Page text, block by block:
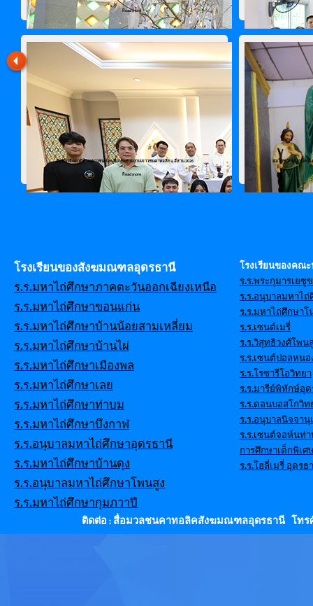
Read more
สัมมนาจิตตาภิบาลเยาวชน และ ทีมประสานงานเยาวชนคาทอลิก 4 อีสาน 2026
Read more
สมโภชนักบุญเปโตรแ
โรงเรียนของสังฆมณฑลอุดรธานี
ร.ร.มหาไถ่ศึกษาภาคตะวันออกเฉียงเหนือ
ร.ร.มหาไถ่ศึกษาขอนแก่น
ร.ร.มหาไถ่ศึกษาบ้านน้อยสามเหลี่ยม
ร.ร.มหาไถ่ศึกษาบ้านไผ่
ร.ร.มหาไถ่ศึกษาเมืองพล
ร.ร.มหาไถ่ศึกษาเลย
ร.ร.มหาไถ่ศึกษาท่าบม
ร.ร.มหาไถ่ศึกษาบึงกาฬ
ร.ร.อนุบาลมหาไถ่ศึกษาอุดรธานี
ร.ร.มหาไถ่ศึกษาบ้านดุง
ร.ร.อนุบาลมหาไถ่ศึกษาโพนสูง
ร.ร.มหาไถ่ศึกษากุมภวาปี
โรงเรียนของคณ
ร.ร.พระกุมารเยซู
ร.ร.อนุบาลมหาไถ่
ร.ร.มหาไถ่ศึกษา
ร.ร.เซนต์เมรี่
ร.ร.วิสุทธิวงศ์โพน
ร.ร.เซนต์ปอลหนอ
ร.ร.โรซารีโอวิทยา
ร.ร.มารีย์พิทักษ์อุ
ร.ร.ดอนบอสโกวิท
ร.ร.อนุบาลนิจจานุ
ร.ร.เซนต์จอห์นท่
การศึกษาเด็กพิเ
ร.ร.โฮลี่เมรี่ อุดรธ
ติดต่อ : สื่อมวลชนคาทอลิคสังฆมณฑลอุดรธานี โทรศัพ